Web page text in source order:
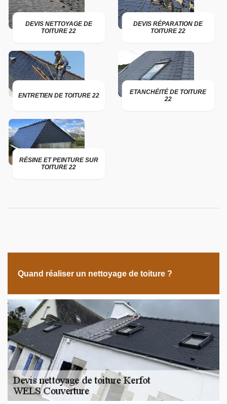
DEVIS NETTOYAGE DE
TOITURE 22
DEVIS RÉPARATION DE
TOITURE 22
ENTRETIEN DE TOITURE 22
ETANCHÉITÉ DE TOITURE
22
RÉSINE ET PEINTURE SUR
TOITURE 22
Quand réaliser un nettoyage de toiture ?